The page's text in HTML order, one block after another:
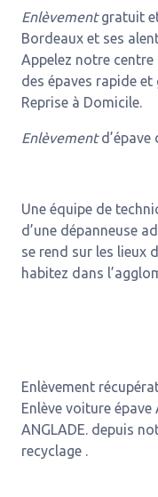
Enlèvementgratuit et
Bordeaux et ses
Appelez notre
des épaves rapide
Reprise à Domicile.
Enlèvementd’épave
Une équipe de
d’une dépanneuse
se rend sur les lieux
habitez dans
Enlèvement
Enlève voiture épave
ANGLADE. depuis
recyclage .